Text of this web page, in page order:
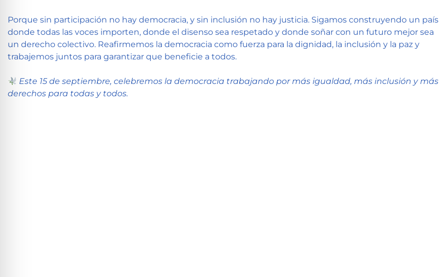
Porque sin participación no hay democracia, y sin inclusión no hay justicia. Sigamos construyendo un país
donde todas las voces importen, donde el disenso sea respetado y donde soñar con un futuro mejor sea
un derecho colectivo. Reafirmemos la democracia como fuerza para la dignidad, la inclusión y la paz y
trabajemos juntos para garantizar que beneficie a todos.
Este 15 de septiembre, celebremos la democracia trabajando por más igualdad, más inclusión y más
derechos para todas y todos.